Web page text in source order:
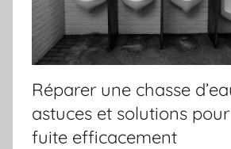
Réparer une chasse
astuces et solutions
fuite efficacement